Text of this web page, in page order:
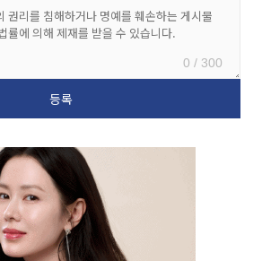
0 / 300